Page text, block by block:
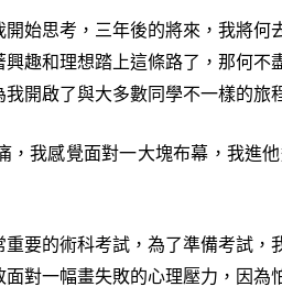
思考，三年後的將來，我將何
趣和理想踏上這條路了，那何
開啟了與大多數同學不一樣的旅
感覺面對一大塊布幕，我進他
的術科考試，為了準備考試，
對一幅畫失敗的心理壓力，因為